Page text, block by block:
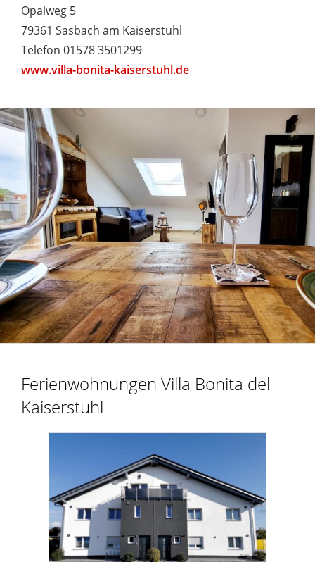
Opalweg 5
79361 Sasbach am Kaiserstuhl
Telefon 01578 3501299
www.villa-bonita-kaiserstuhl.de
Ferienwohnungen Villa Bonita del
Kaiserstuhl